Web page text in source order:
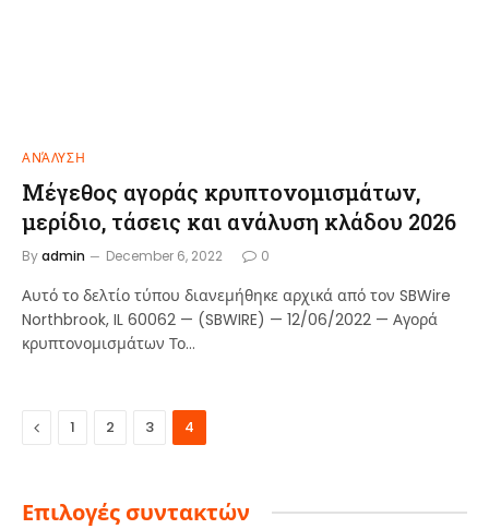
ΑΝΆΛΥΣΗ
Μέγεθος αγοράς κρυπτονομισμάτων,
μερίδιο, τάσεις και ανάλυση κλάδου 2026
Byadmin December 6, 2022 0
Αυτό το δελτίο τύπου διανεμήθηκε αρχικά από τον SBWire
Northbrook, IL 60062 — (SBWIRE) — 12/06/2022 — Αγορά
κρυπτονομισμάτων Το…
Previous
1 2 3 4
Επιλογές συντακτών